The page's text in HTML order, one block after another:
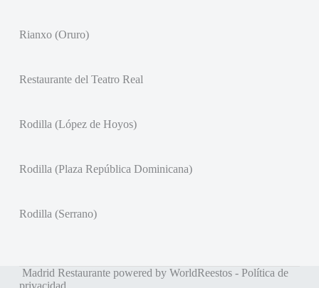
Rianxo (Oruro)
Restaurante del Teatro Real
Rodilla (López de Hoyos)
Rodilla (Plaza República Dominicana)
Rodilla (Serrano)
Madrid Restaurante powered by WorldReestos - Política de